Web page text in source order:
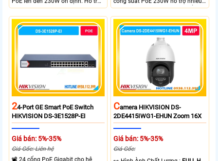
truyền PoE xa đến 300 mét. Băng
thông chuyển mạch đạt 68 Gbps
mạnh mẽ.
thiết bị cùng lúc. Tốc độ chuyển
mạch 68Gbps đảm bảo hiệu suất
cao ổn định. Hỗ trợ truyền PoE xa
lên đến 300m cho hệ thống
24-Port GE Smart PoE Switch
HIKVISION DS-3E1528P-EI
Giá bán: 5%-35%
Giá Gốc: Liên hệ
📽 24 cổng PoE Gigabit cho hệ
CAmera HIKVISION DS-
2DE4415IWG1-EHUN Zoom 16X
Giá bán: 5%-35%
Giá Gốc: